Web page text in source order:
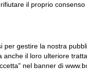
il proprio consenso
gestire la nostra
il loro ulteriore
nel banner di